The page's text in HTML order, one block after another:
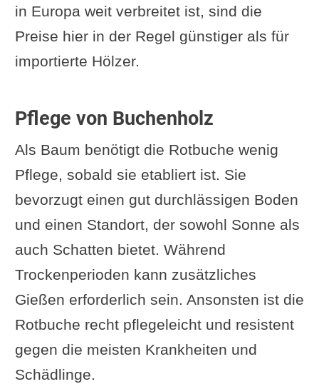
in Europa weit verbreitet ist, sind die
Preise hier in der Regel günstiger als für
importierte Hölzer.
Pflege von Buchenholz
Als Baum benötigt die Rotbuche wenig
Pflege, sobald sie etabliert ist. Sie
bevorzugt einen gut durchlässigen Boden
und einen Standort, der sowohl Sonne als
auch Schatten bietet. Während
Trockenperioden kann zusätzliches
Gießen erforderlich sein. Ansonsten ist die
Rotbuche recht pflegeleicht und resistent
gegen die meisten Krankheiten und
Schädlinge.